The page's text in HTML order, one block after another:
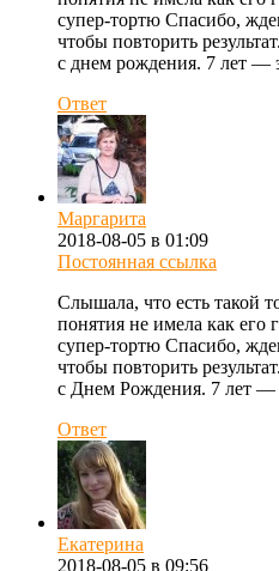
супер-тортю Спасибо,
чтобы повторить
с днем рождения. 7 лет —
Ответ
Маргарита
2018-08-05 в 01:09
Постоянная ссылка
Слышала, что есть такой
понятия не имела как его
супер-тортю Спасибо,
чтобы повторить
с Днем Рождения. 7 лет —
Ответ
Екатерина
2018-08-05 в 09:56